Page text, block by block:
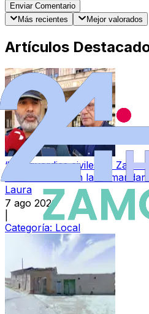
Enviar Comentario
Más recientes
Mejor valorados
Artículos
“Los guardias civiles de
la conmoción en la
Laura
7 ago 2026
Categoría: Local